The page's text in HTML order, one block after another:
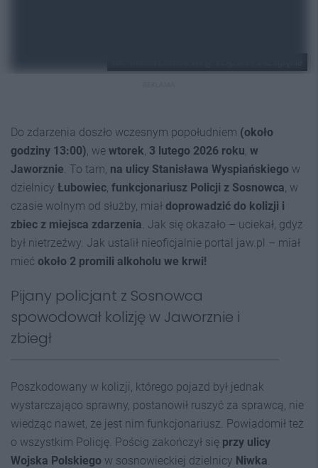
Do zdarzenia doszło wczesnym popołudniem (około
godziny 13:00) , we wtorek 3 lutego 2026 roku w
Jaworznie . To tam, na ulicy Stanisława Wyspiańskiego w
dzielnicy Łubowiec funkcjonariusz Policji z Sosnowca , w
czasie wolnym od służby, miał doprowadzić do kolizji i
zbiec z miejsca zdarzenia . Jak się okazało – uciekał, gdyż
był nietrzeźwy. Jak ustalił nieoficjalnie portal jaw.pl – miał
mieć około 2 promili alkoholu we krwi!
Pijany policjant z Sosnowca
spowodował kolizję w Jaworznie i
zbiegł
Poszkodowany w kolizji, którego pojazd był jednak
wystarczająco sprawny, postanowił ruszyć za sprawcą, nie
wiedząc nawet, że jest nim funkcjonariusz. Powiadomił też
o wszystkim Policję. Pościg zakończył się przy ulicy
Wojska Polskiego w sosnowieckiej dzielnicy Niwka